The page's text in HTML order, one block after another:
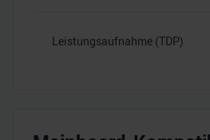
Leistungsaufnahme (TDP)